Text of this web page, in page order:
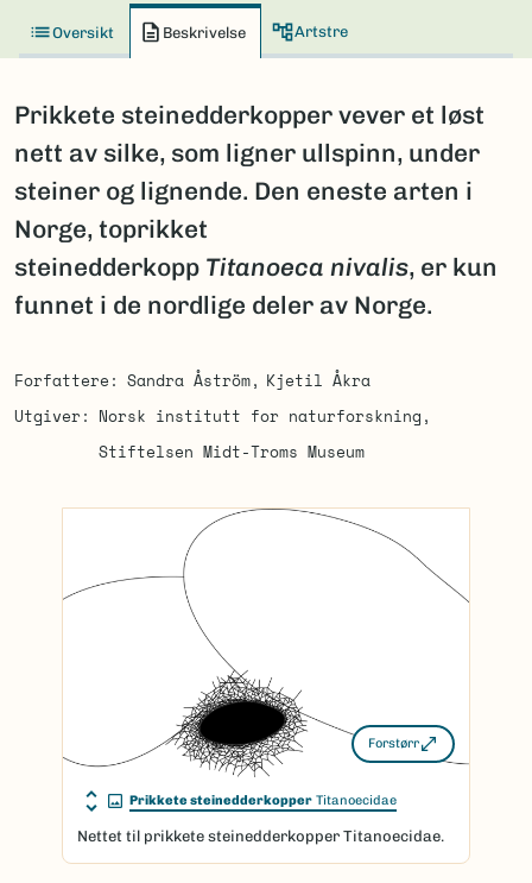
Oversikt Beskrivelse Artstre
Prikkete steinedderkopper vever et løst
nett av silke, som ligner ullspinn, under
steiner og lignende. Den eneste arten i
Norge, toprikket
steinedderkopp Titanoeca nivalis, er kun
funnet i de nordlige deler av Norge.
Forfattere Sandra Åström
Kjetil Åkra
Utgiver
Norsk institutt for naturforskning
Stiftelsen Midt-Troms Museum
Forstørr
Prikkete steinedderkopper Titanoecidae
Nettet til prikkete steinedderkopper Titanoecidae.